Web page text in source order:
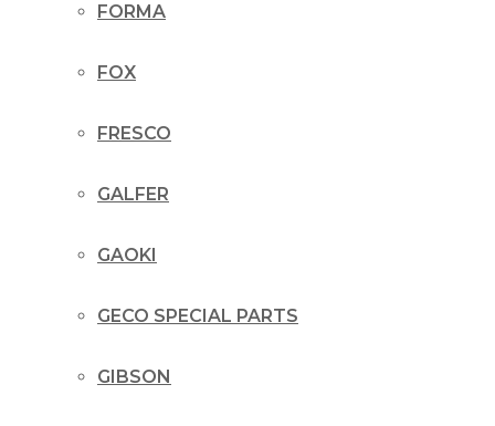
FORMA
FOX
FRESCO
GALFER
GAOKI
GECO SPECIAL PARTS
GIBSON